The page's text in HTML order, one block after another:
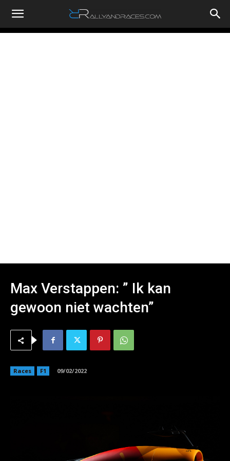
RallyandRaces.com
Max Verstappen: ” Ik kan
gewoon niet wachten”
Races F1 09/02/2022